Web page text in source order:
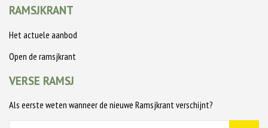
RAMSJKRANT
Het actuele aanbod
Open de ramsjkrant
VERSE RAMSJ
Als eerste weten wanneer de nieuwe Ramsjkrant verschijnt?